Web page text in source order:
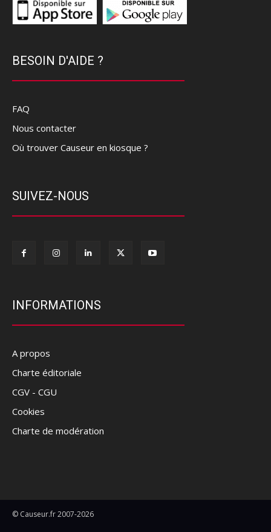
BESOIN D'AIDE ?
FAQ
Nous contacter
Où trouver Causeur en kiosque ?
SUIVEZ-NOUS
INFORMATIONS
A propos
Charte éditoriale
CGV - CGU
Cookies
Charte de modération
© Causeur.fr 2007-2026